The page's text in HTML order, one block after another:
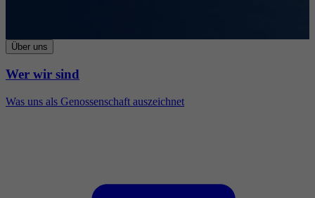
Über uns
Wer wir sind
Was uns als Genossenschaft auszeichnet